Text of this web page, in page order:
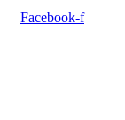
Facebook-f